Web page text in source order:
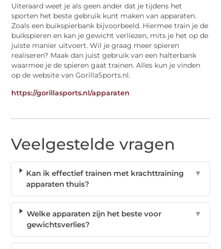
Uiteraard weet je als geen ander dat je tijdens het
sporten het beste gebruik kunt maken van apparaten.
Zoals een buikspierbank bijvoorbeeld. Hiermee train je de
buikspieren en kan je gewicht verliezen, mits je het op de
juiste manier uitvoert. Wil je graag meer spieren
realiseren? Maak dan juist gebruik van een halterbank
waarmee je de spieren gaat trainen. Alles kun je vinden
op de website van GorillaSports.nl.
https://gorillasports.nl/apparaten
Veelgestelde vragen
Kan ik effectief trainen met krachttraining
apparaten thuis?
▼
Welke apparaten zijn het beste voor
gewichtsverlies?
▼